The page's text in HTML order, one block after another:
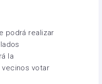
podrá realizar
la
votar